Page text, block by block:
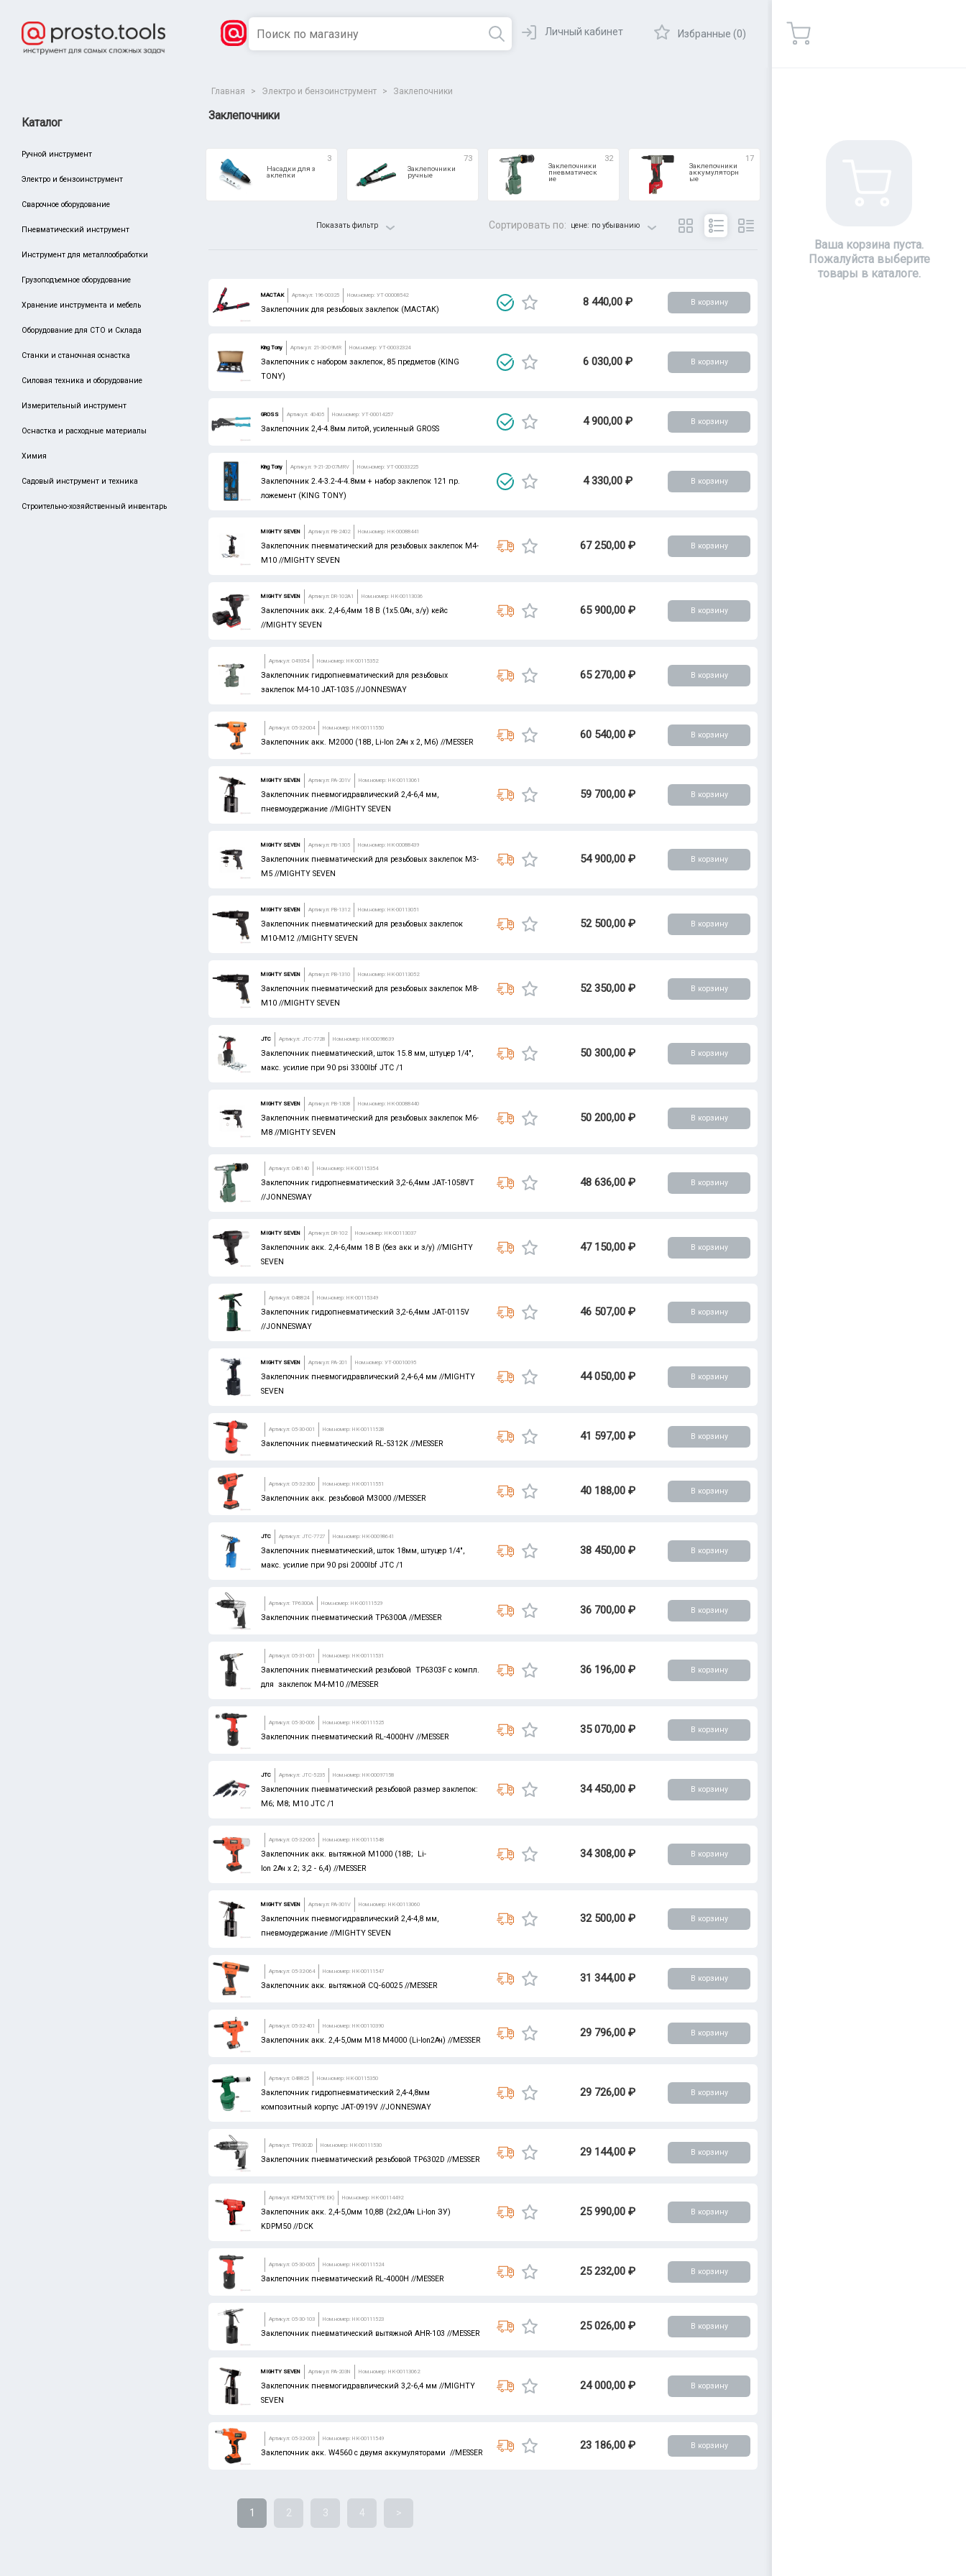
Личный кабинет Избранные (0)
Каталог
Ручной инструмент
Электро и бензоинструмент
Сварочное оборудование
Пневматический инструмент
Инструмент для металлообработки
Грузоподъемное оборудование
Хранение инструмента и мебель
Оборудование для СТО и Склада
Станки и станочная оснастка
Силовая техника и оборудование
Измерительный инструмент
Оснастка и расходные материалы
Химия
Садовый инструмент и техника
Строительно-хозяйственный инвентарь
Ваша корзина пуста.
Пожалуйста выберите
товары в каталоге.
Главная > Электро и бензоинструмент > Заклепочники
Заклепочники
Насадки для з
аклепки
3
Заклепочники
ручные
73
Заклепочники
пневматическ
ие
32
Заклепочники
аккумуляторн
ые
17
Показать фильтр Сортировать по: цене: по убыванию
Производитель
КВТ
МАСТАК Артикул: 196-00325 Ном.номер: УТ-00008542
Заклепочник для резьбовых заклепок (МАСТАК)
8 440,00 ₽ В корзину
King Tony Артикул: 21-30-09MR Ном.номер: УТ-00032324
Заклепочник с набором заклепок, 85 предметов (KING
TONY)
6 030,00 ₽ В корзину
GROSS Артикул: 40405 Ном.номер: УТ-00014257
Заклепочник 2,4-4.8мм литой, усиленный GROSS
4 900,00 ₽ В корзину
King Tony Артикул: 9-21-20-07MRV Ном.номер: УТ-00033225
Заклепочник 2.4-3.2-4-4.8мм + набор заклепок 121 пр.
ложемент (KING TONY)
4 330,00 ₽ В корзину
MIGHTY SEVEN Артикул: PB-2402 Ном.номер: НК-00088441
Заклепочник пневматический для резьбовых заклепок М4-
М10 //MIGHTY SEVEN
67 250,00 ₽ В корзину
MIGHTY SEVEN Артикул: DR-102A1 Ном.номер: НК-00113036
Заклепочник акк. 2,4-6,4мм 18 В (1х5.0Ач, з/у) кейс
//MIGHTY SEVEN
65 900,00 ₽ В корзину
Артикул: 049354 Ном.номер: НК-00115352
Заклепочник гидропневматический для резьбовых
заклепок М4-10 JAT-1035 //JONNESWAY
65 270,00 ₽ В корзину
Артикул: 05-32-004 Ном.номер: НК-00111550
Заклепочник акк. М2000 (18В, Li-Ion 2Ач х 2, М6) //MESSER
60 540,00 ₽ В корзину
MIGHTY SEVEN Артикул: PA-201V Ном.номер: НК-00113061
Заклепочник пневмогидравлический 2,4-6,4 мм,
пневмоудержание //MIGHTY SEVEN
59 700,00 ₽ В корзину
MIGHTY SEVEN Артикул: PB-1305 Ном.номер: НК-00088439
Заклепочник пневматический для резьбовых заклепок М3-
М5 //MIGHTY SEVEN
54 900,00 ₽ В корзину
MIGHTY SEVEN Артикул: PB-1312 Ном.номер: НК-00113051
Заклепочник пневматический для резьбовых заклепок
М10-М12 //MIGHTY SEVEN
52 500,00 ₽ В корзину
MIGHTY SEVEN Артикул: PB-1310 Ном.номер: НК-00113052
Заклепочник пневматический для резьбовых заклепок М8-
М10 //MIGHTY SEVEN
52 350,00 ₽ В корзину
JTC Артикул: JTC-7728 Ном.номер: НК-00098639
Заклепочник пневматический, шток 15.8 мм, штуцер 1/4",
макс. усилие при 90 psi 3300lbf JTC /1
50 300,00 ₽ В корзину
MIGHTY SEVEN Артикул: PB-1308 Ном.номер: НК-00088440
Заклепочник пневматический для резьбовых заклепок М6-
М8 //MIGHTY SEVEN
50 200,00 ₽ В корзину
Артикул: 046140 Ном.номер: НК-00115354
Заклепочник гидропневматический 3,2-6,4мм JAT-1058VT
//JONNESWAY
48 636,00 ₽ В корзину
MIGHTY SEVEN Артикул: DR-102 Ном.номер: НК-00113037
Заклепочник акк. 2,4-6,4мм 18 В (без акк и з/у) //MIGHTY
SEVEN
47 150,00 ₽ В корзину
Артикул: 048824 Ном.номер: НК-00115349
Заклепочник гидропневматический 3,2-6,4мм JAT-0115V
//JONNESWAY
46 507,00 ₽ В корзину
MIGHTY SEVEN Артикул: PA-201 Ном.номер: УТ-00010095
Заклепочник пневмогидравлический 2,4-6,4 мм //MIGHTY
SEVEN
44 050,00 ₽ В корзину
Артикул: 05-30-001 Ном.номер: НК-00111528
Заклепочник пневматический RL-5312K //MESSER
41 597,00 ₽ В корзину
Артикул: 05-32-300 Ном.номер: НК-00111551
Заклепочник акк. резьбовой M3000 //MESSER
40 188,00 ₽ В корзину
JTC Артикул: JTC-7727 Ном.номер: НК-00098641
Заклепочник пневматический, шток 18мм, штуцер 1/4",
макс. усилие при 90 psi 2000lbf JTC /1
38 450,00 ₽ В корзину
Артикул: TP6300A Ном.номер: НК-00111529
Заклепочник пневматический TP6300А //MESSER
36 700,00 ₽ В корзину
Артикул: 05-31-001 Ном.номер: НК-00111531
Заклепочник пневматический резьбовой TP6303F с компл.
для заклепок М4-М10 //MESSER
36 196,00 ₽ В корзину
Артикул: 05-30-006 Ном.номер: НК-00111525
Заклепочник пневматический RL-4000HV //MESSER
35 070,00 ₽ В корзину
JTC Артикул: JTC-5235 Ном.номер: НК-00097158
Заклепочник пневматический резьбовой размер заклепок:
М6; М8; М10 JTC /1
34 450,00 ₽ В корзину
Артикул: 05-32-065 Ном.номер: НК-00111548
Заклепочник акк. вытяжной M1000 (18В; Li-
Ion 2Ач х 2; 3,2 - 6,4) //MESSER
34 308,00 ₽ В корзину
MIGHTY SEVEN Артикул: PA-301V Ном.номер: НК-00113060
Заклепочник пневмогидравлический 2,4-4,8 мм,
пневмоудержание //MIGHTY SEVEN
32 500,00 ₽ В корзину
Артикул: 05-32-064 Ном.номер: НК-00111547
Заклепочник акк. вытяжной CQ-60025 //MESSER
31 344,00 ₽ В корзину
Артикул: 05-32-401 Ном.номер: НК-00110390
Заклепочник акк. 2,4-5,0мм M18 M4000 (Li-Ion2Ач) //MESSER
29 796,00 ₽ В корзину
Артикул: 048825 Ном.номер: НК-00115350
Заклепочник гидропневматический 2,4-4,8мм
композитный корпус JAT-0919V //JONNESWAY
29 726,00 ₽ В корзину
Артикул: TP6302D Ном.номер: НК-00111530
Заклепочник пневматический резьбовой TP6302D //MESSER
29 144,00 ₽ В корзину
Артикул: KDPM50(TYPE EK) Ном.номер: НК-00114492
Заклепочник акк. 2,4-5,0мм 10,8В (2х2,0Ач Li-Ion ЗУ)
KDPM50 //DCK
25 990,00 ₽ В корзину
Артикул: 05-30-005 Ном.номер: НК-00111524
Заклепочник пневматический RL-4000H //MESSER
25 232,00 ₽ В корзину
Артикул: 05-30-103 Ном.номер: НК-00111523
Заклепочник пневматический вытяжной AHR-103 //MESSER
25 026,00 ₽ В корзину
MIGHTY SEVEN Артикул: PA-203N Ном.номер: НК-00113062
Заклепочник пневмогидравлический 3,2-6,4 мм //MIGHTY
SEVEN
24 000,00 ₽ В корзину
Артикул: 05-32-003 Ном.номер: НК-00111549
Заклепочник акк. W4560 c двумя аккумуляторами //MESSER
23 186,00 ₽ В корзину
1 2 3 4 >